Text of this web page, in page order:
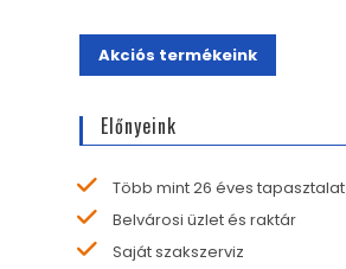
Akciós termékeink
Előnyeink
Több mint 26 éves tapasztalat
Belvárosi üzlet és raktár
Saját szakszerviz